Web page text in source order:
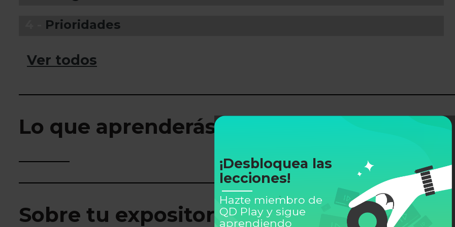
¡Desbloquea las
lecciones!
Hazte miembro de
QD Play y sigue
aprendiendo
Prioridades
Ver todos
Lo que aprenderás
Sobre tu expositor